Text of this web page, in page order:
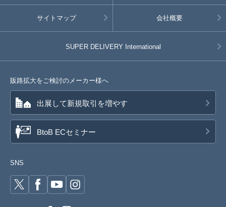
サイトマップ 会社概要
SUPER DELIVERY International
販路拡大をご検討のメーカー様へ
出展して新規取引を増やす
BtoB ECセミナー
SNS